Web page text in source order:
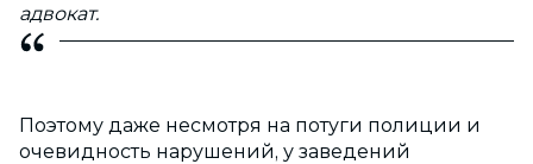
адвокат.
Поэтому даже несмотря на потуги полиции и
очевидность нарушений, у заведений